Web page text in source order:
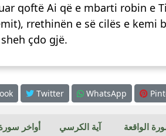
qoftë Ai që e mbarti robin e
rrethinën e së cilës e kemi
çdo gjë.
Twitter WhatsApp
الواقعة آية الكرسي أواخر